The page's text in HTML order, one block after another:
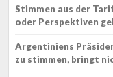
Stimmen aus der
oder Perspektiven
Argentiniens
zu stimmen, bringt